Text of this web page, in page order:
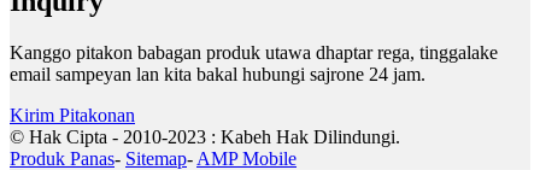
Kanggo pitakon babagan produk utawa dhaptar rega, tinggalake
email sampeyan lan kita bakal hubungi sajrone 24 jam.
Kirim Pitakonan
© Hak Cipta - 2010-2023 : Kabeh Hak Dilindungi.
Produk Panas- Sitemap- AMP Mobile